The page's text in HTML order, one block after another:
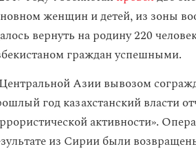
женщин и детей, из зоны
вернуть на родину 220
граждан успешными.
Азии вывозом
год казахстанский власти
активности».
из Сирии были